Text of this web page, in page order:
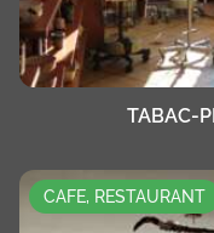
TABAC-
CAFE, RESTAURANT